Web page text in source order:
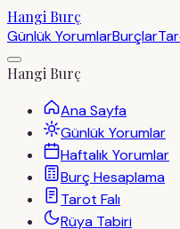
Hangi Burç
Günlük YorumlarBurçlar
Hangi Burç
Ana Sayfa
Günlük Yorumlar
Haftalık Yorumlar
Burç Hesaplama
Tarot Falı
Rüya Tabiri